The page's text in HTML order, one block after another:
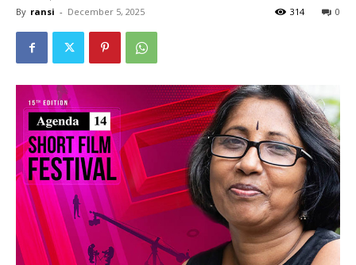
By ransi - December 5, 2025 0
314